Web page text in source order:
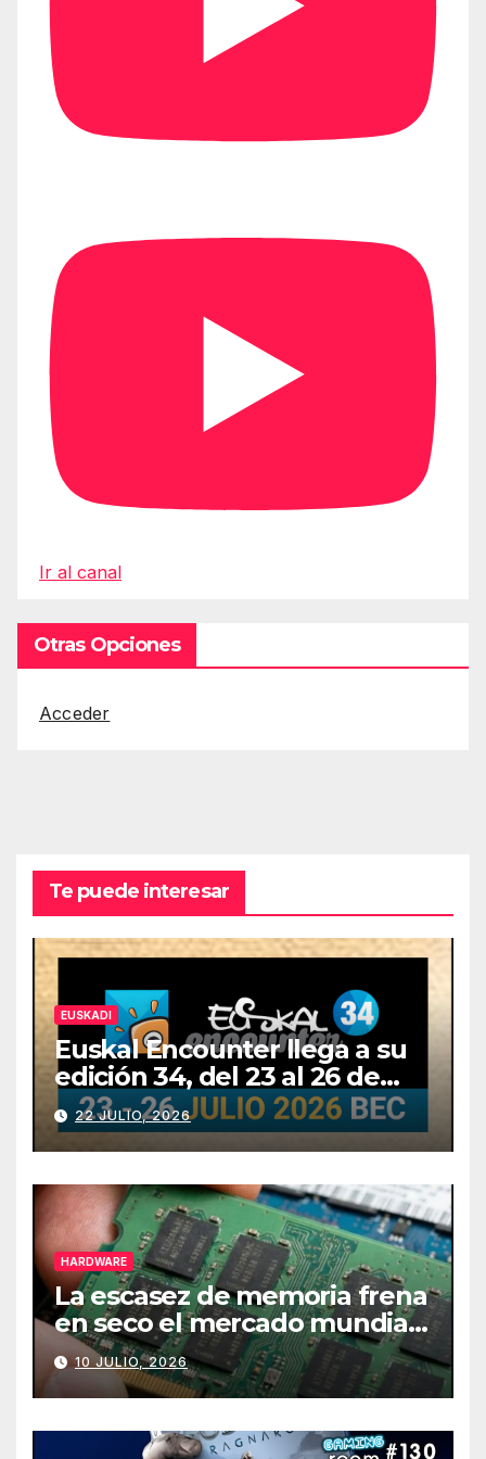
Ir al canal
Otras Opciones
Acceder
Te puede interesar
EUSKADI
Euskal Encounter llega a su
edición 34, del 23 al 26 de
julio
22 JULIO, 2026
HARDWARE
La escasez de memoria frena
en seco el mercado mundial
de PCs
10 JULIO, 2026